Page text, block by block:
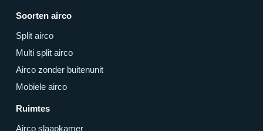
Soorten airco
Split airco
Multi split airco
Airco zonder buitenunit
Mobiele airco
Ruimtes
Airco slaapkamer